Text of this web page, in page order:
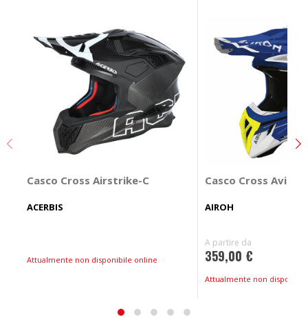
Casco Cross Airstrike-C
ACERBIS
Attualmente non disponibile online
Casco Cross
AIROH
A partire da
359,00 €
Attualmente non